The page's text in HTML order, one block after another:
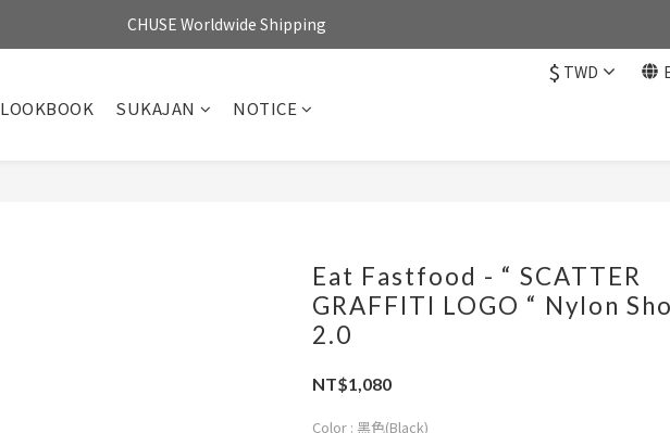
CHUSE Worldwide Shipping
$ TWD
LOOKBOOK SUKAJAN NOTICE
Eat Fastfood - “ SCATTER
GRAFFITI LOGO “ Nylon
2.0
NT$1,080
Color : 黑色(Black)